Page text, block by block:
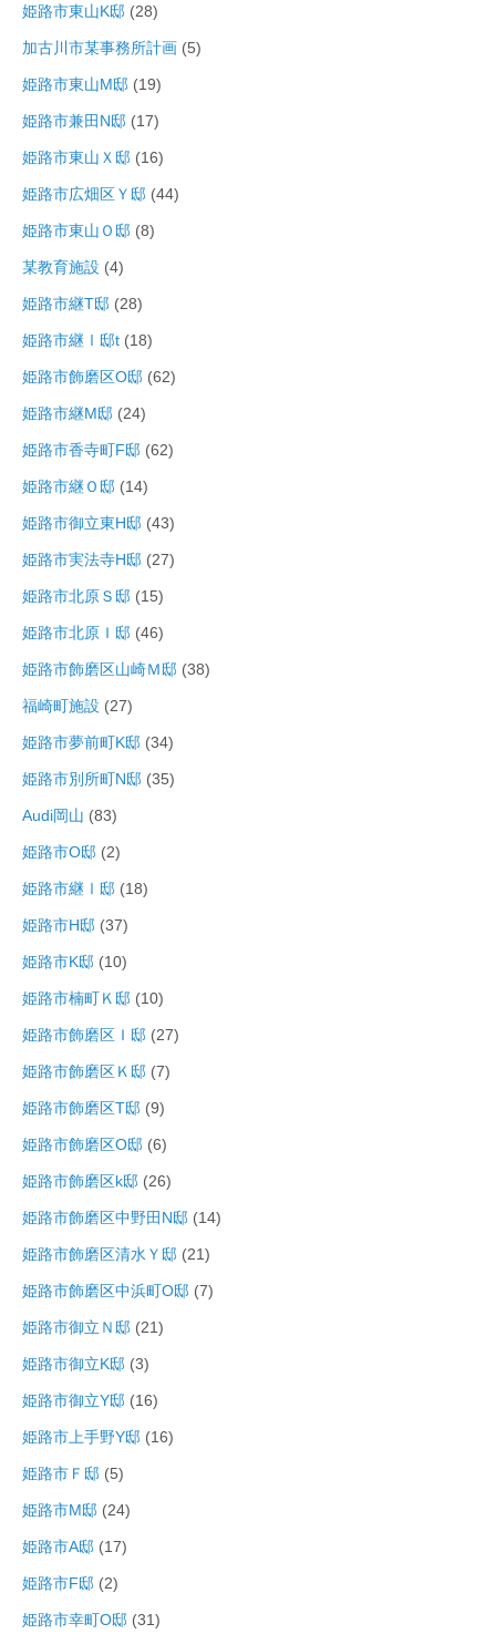
姫路市東山K邸 (28)
加古川市某事務所計画 (5)
姫路市東山M邸 (19)
姫路市兼田N邸 (17)
姫路市東山Ｘ邸 (16)
姫路市広畑区Ｙ邸 (44)
姫路市東山Ｏ邸 (8)
某教育施設 (4)
姫路市継T邸 (28)
姫路市継Ⅰ邸t (18)
姫路市飾磨区O邸 (62)
姫路市継M邸 (24)
姫路市香寺町F邸 (62)
姫路市継Ｏ邸 (14)
姫路市御立東H邸 (43)
姫路市実法寺H邸 (27)
姫路市北原Ｓ邸 (15)
姫路市北原Ｉ邸 (46)
姫路市飾磨区山崎Ｍ邸 (38)
福崎町施設 (27)
姫路市夢前町K邸 (34)
姫路市別所町N邸 (35)
Audi岡山 (83)
姫路市O邸 (2)
姫路市継Ⅰ邸 (18)
姫路市H邸 (37)
姫路市K邸 (10)
姫路市楠町Ｋ邸 (10)
姫路市飾磨区Ｉ邸 (27)
姫路市飾磨区Ｋ邸 (7)
姫路市飾磨区T邸 (9)
姫路市飾磨区O邸 (6)
姫路市飾磨区k邸 (26)
姫路市飾磨区中野田N邸 (14)
姫路市飾磨区清水Ｙ邸 (21)
姫路市飾磨区中浜町O邸 (7)
姫路市御立Ｎ邸 (21)
姫路市御立K邸 (3)
姫路市御立Y邸 (16)
姫路市上手野Y邸 (16)
姫路市Ｆ邸 (5)
姫路市M邸 (24)
姫路市A邸 (17)
姫路市F邸 (2)
姫路市幸町O邸 (31)